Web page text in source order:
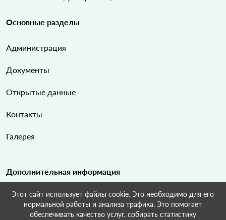
Основные разделы
Администрация
Документы
Открытые данные
Контакты
Галерея
Дополнительная информация
Карта сайта
Этот сайт использует файлы cookie. Это необходимо для его
нормальной работы и анализа трафика. Это помогает
обеспечивать качество услуг, собирать статистику